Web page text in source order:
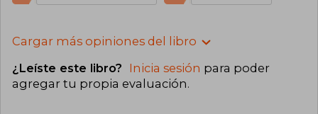
Cargar más opiniones del libro
¿Leíste este libro? Inicia sesión para poder
agregar tu propia evaluación.